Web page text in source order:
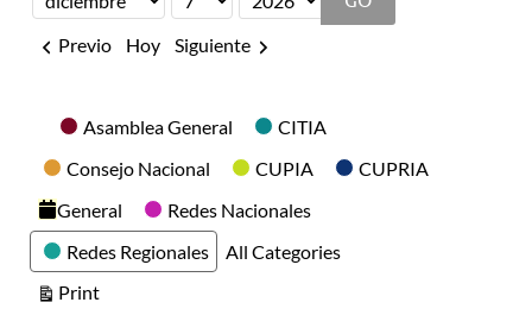
Month
Day
Year
Previo
Hoy Siguiente
CategoriesAsamblea General
CITIA
Consejo Nacional
CUPIA
CUPRIA
General
Redes Nacionales
Redes Regionales
All Categories
PrintView